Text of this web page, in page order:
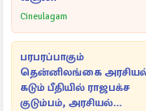
Cineulagam
பரபரப்பாகும்
தென்னிலங்கை
கடும் பீதியில் ராஜபக்ச
குடும்பம், அரசியல்